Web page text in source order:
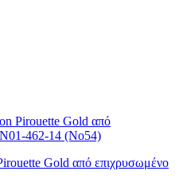
Pirouette Gold από
462-14 (No54)